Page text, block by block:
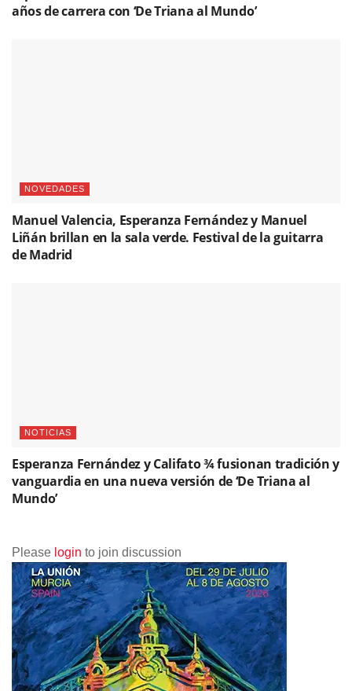
años de carrera con ‘De Triana al Mundo’
NOVEDADES
Manuel Valencia, Esperanza Fernández y Manuel
Liñán brillan en la sala verde. Festival de la guitarra
de Madrid
NOTICIAS
Esperanza Fernández y Califato ¾ fusionan tradición y
vanguardia en una nueva versión de ‘De Triana al
Mundo’
Please login to join discussion